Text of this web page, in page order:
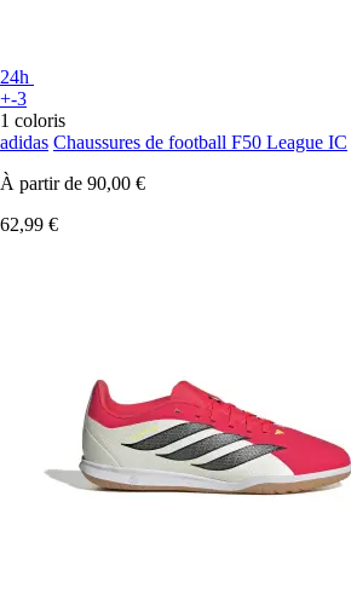
24h
+-3
1 coloris
adidas Chaussures de football F50 League IC
À partir de 90,00 €
62,99 €